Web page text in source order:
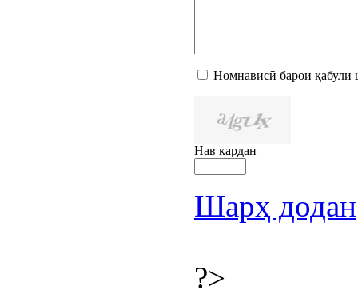
Номнависӣ барои қабули
Нав кардан
Шарҳ додан
?>